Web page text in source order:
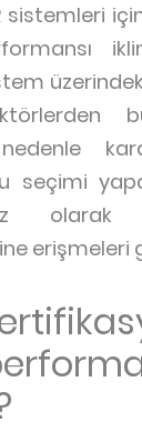
sistemleri
seçimi
olarak
erişmeleri